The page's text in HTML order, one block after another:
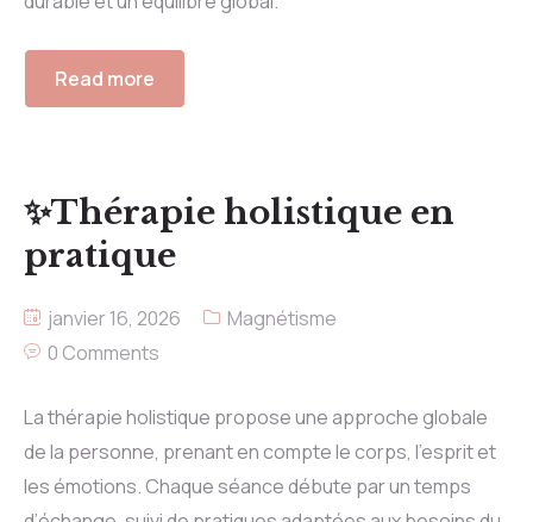
Read more
✨Thérapie holistique en
pratique
janvier 16, 2026
Magnétisme
0 Comments
La thérapie holistique propose une approche globale
de la personne, prenant en compte le corps, l’esprit et
les émotions. Chaque séance débute par un temps